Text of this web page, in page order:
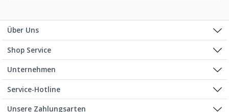
Über Uns
Shop Service
Unternehmen
Service-Hotline
Unsere Zahlungsarten